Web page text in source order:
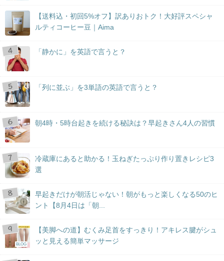
【送料込・初回5%オフ】訳ありおトク！大好評スペシャ
ルティコーヒー豆｜Aima
「静かに」を英語で言うと？
「列に並ぶ」を3単語の英語で言うと？
朝4時・5時台起きを続ける秘訣は？早起きさん4人の習慣
冷蔵庫にあると助かる！玉ねぎたっぷり作り置きレシピ3
選
早起きだけが朝活じゃない！朝がもっと楽しくなる50のヒ
ント【8月4日は「朝...
BLOG
【美脚への道】むくみ足首をすっきり！アキレス腱がシュ
ッと見える簡単マッサージ